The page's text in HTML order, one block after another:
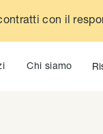
con il
Chi siamo